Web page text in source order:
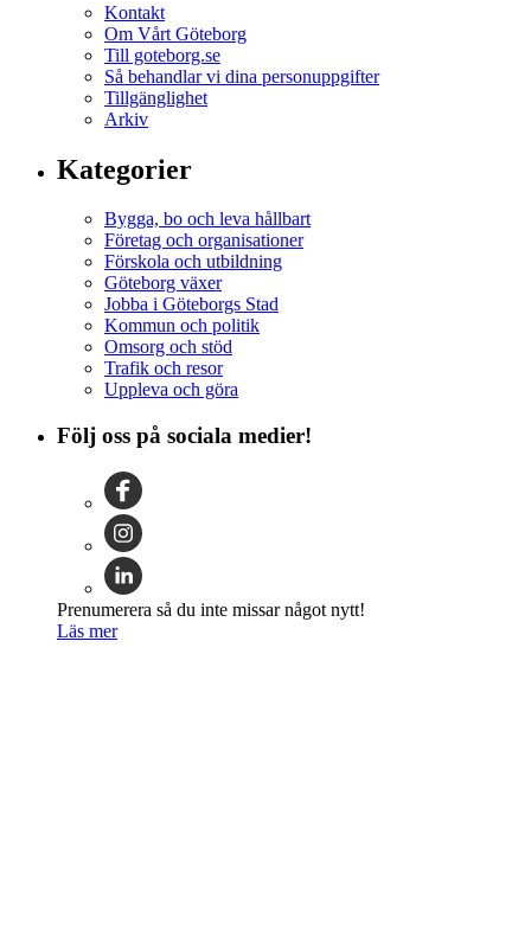
Kontakt
Om Vårt Göteborg
Till goteborg.se
Så behandlar vi dina personuppgifter
Tillgänglighet
Arkiv
Kategorier
Bygga, bo och leva hållbart
Företag och organisationer
Förskola och utbildning
Göteborg växer
Jobba i Göteborgs Stad
Kommun och politik
Omsorg och stöd
Trafik och resor
Uppleva och göra
Följ oss på sociala medier!
Prenumerera så du inte missar något nytt!
Läs mer